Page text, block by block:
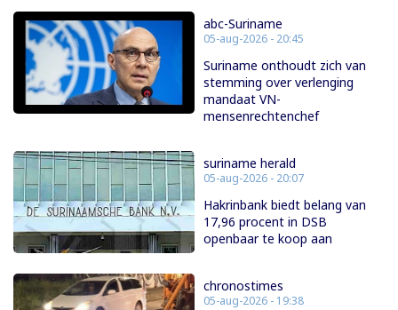
abc-Suriname
05-aug-2026 - 20:45
Suriname onthoudt zich van
stemming over verlenging
mandaat VN-
mensenrechtenchef
suriname herald
05-aug-2026 - 20:07
Hakrinbank biedt belang van
17,96 procent in DSB
openbaar te koop aan
chronostimes
05-aug-2026 - 19:38